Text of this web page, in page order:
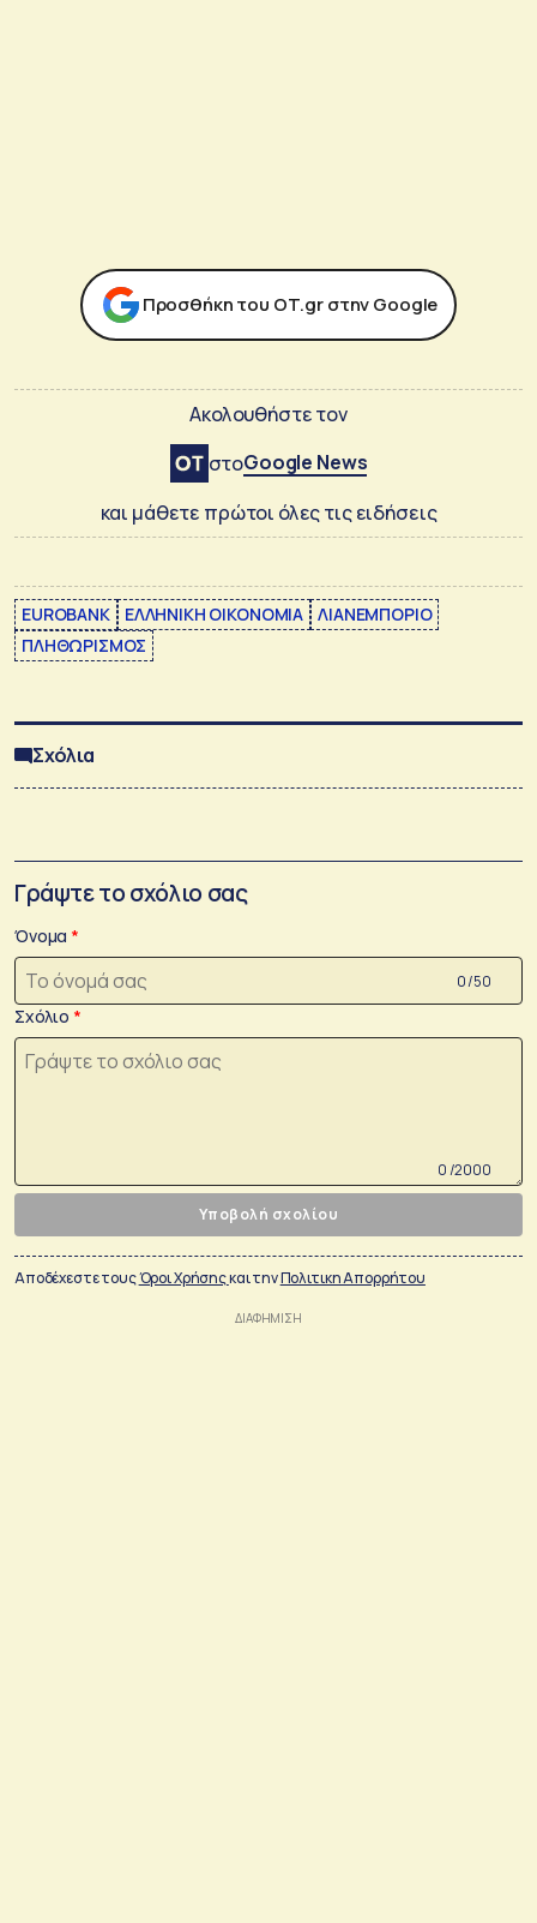
Προσθήκη του ΟΤ.gr στην Google
Ακολουθήστε τον
στοGoogle News
και μάθετε πρώτοι όλες τις ειδήσεις
EUROBANK ΕΛΛΗΝΙΚΗ ΟΙΚΟΝΟΜΙΑ
ΛΙΑΝΕΜΠΟΡΙΟ
ΠΛΗΘΩΡΙΣΜΟΣ
Σχόλια
Γράψτε το σχόλιο σας
Όνομα
0 /50
Σχόλιο
0 /2000
Υποβολή σχολίου
Αποδέχεστε τουςΌροι Χρήσηςκαι τηνΠολιτικη Απορρήτου